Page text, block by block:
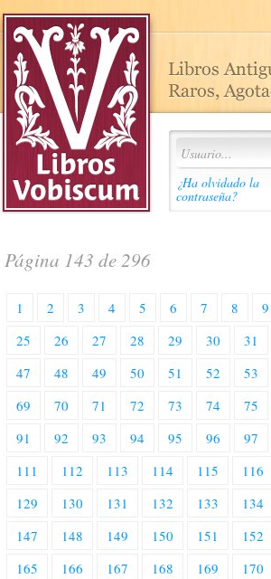
¿Ha olvidado la
contraseña?
Página 143 de 296
1 2 3 4 5 6 7 8 9
25
26 27 28 29 30 31
47
48 49 50 51 52 53
69
70 71 72 73 74 75
91
92 93 94 95 96 97
111
112 113 114 115 116
129
130 131 132 133 134
147
148 149 150 151 152
165
166 167 168 169 170